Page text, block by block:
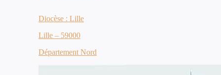
Diocèse : Lille
Lille – 59000
Département Nord